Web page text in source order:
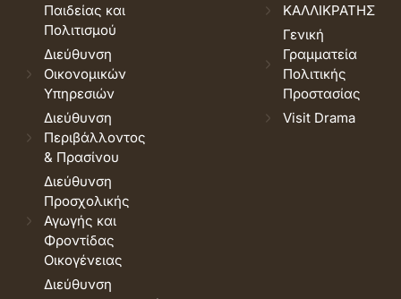
Παιδείας και
Πολιτισμού
Διεύθυνση
Οικονομικών
Υπηρεσιών
Διεύθυνση
Περιβάλλοντος
& Πρασίνου
Διεύθυνση
Προσχολικής
Αγωγής και
Φροντίδας
Οικογένειας
Διεύθυνση
ΚΑΛΛΙΚΡΑΤΗΣ
Γενική
Γραμματεία
Πολιτικής
Προστασίας
Visit Drama